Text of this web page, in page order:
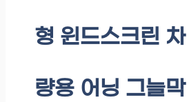
형 윈드스크린 차
량용 어닝 그늘막